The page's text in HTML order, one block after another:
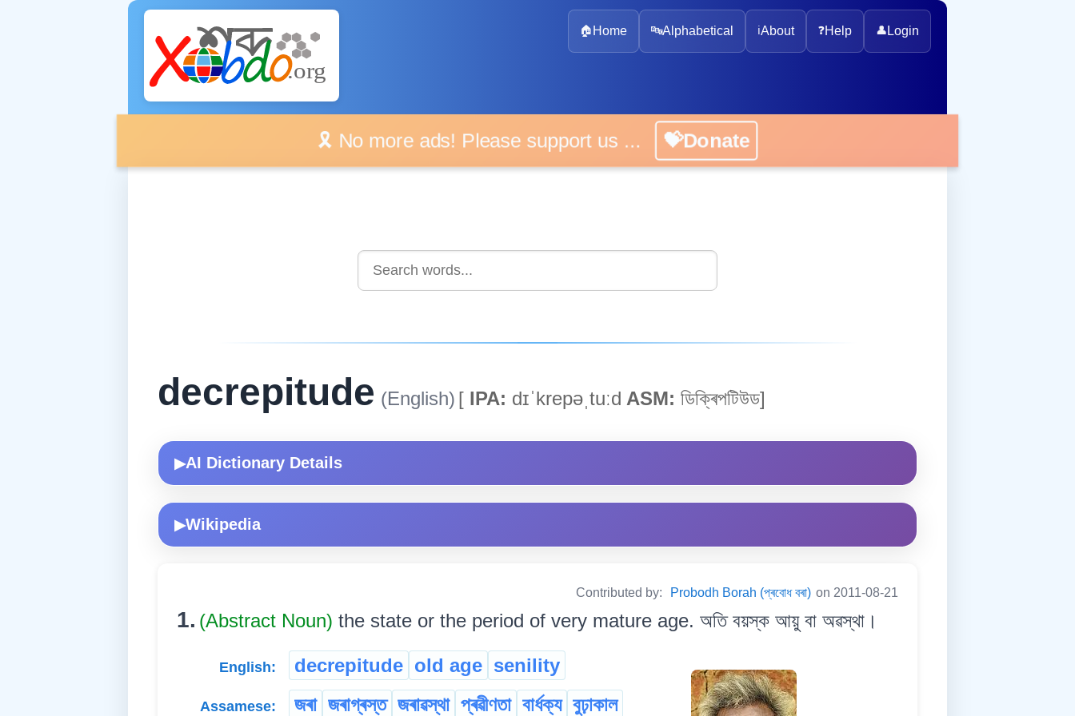
🏠 Home 🔤Alphabetical ℹ️About ❓Help 👤Login
🎗️ No more ads! Please support us ... 💝Donate
decrepitude (English) [ IPA: dɪˈkrepəˌtuːd ASM: ডিক্ৰিপটিউড]
▶AI Dictionary Details
▶Wikipedia
Contributed by: Probodh Borah (প্ৰবোধ বৰা) on 2011-08-21
1. (Abstract Noun) the state or the period of very mature age. অতি বয়স্ক আয়ু বা অৱস্থা।
English: decrepitude old age senility
Assamese: জৰা জৰাগ্ৰস্ত জৰাৱস্থা প্ৰৱীণতা বাৰ্ধক্য বুঢ়াকাল